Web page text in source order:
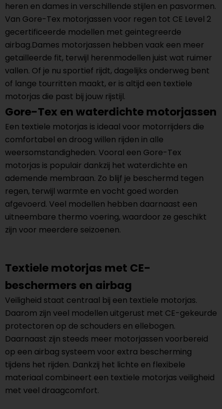
heren en dames in verschillende stijlen en pasvormen.
Van Gore-Tex motorjassen voor regen tot CE Level 2
gecertificeerde modellen met geintegreerde
airbag.Dames motorjassen hebben vaak een meer
getailleerde fit, terwijl herenmodellen juist wat ruimer
vallen. Of je nu sportief rijdt, dagelijks onderweg bent
of lange tourritten maakt, er is altijd een textiele
motorjas die past bij jouw rijstijl.
Gore-Tex en waterdichte motorjassen
Een textiele motorjas is ideaal voor motorrijders die
comfortabel en droog willen rijden in alle
weersomstandigheden. Vooral een Gore-Tex
motorjas is populair dankzij het waterdichte en
ademende membraan. Zo blijf je beschermd tegen
regen, terwijl warmte en vocht goed worden
afgevoerd. Veel modellen hebben daarnaast een
uitneembare thermo voering, waardoor ze geschikt
zijn voor meerdere seizoenen.
Textiele motorjas met CE-
beschermers en airbag
Veiligheid staat centraal bij een textiele motorjas.
Daarom zijn veel modellen uitgerust met CE-gekeurde
protectoren op de schouders en ellebogen.
Daarnaast zijn steeds meer motorjassen voorbereid
op een airbag systeem voor extra bescherming
tijdens het rijden. Dankzij het lichte en flexibele
materiaal combineert een textiele motorjas veiligheid
met veel draagcomfort.